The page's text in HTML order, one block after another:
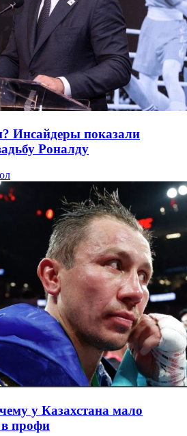
Инсайдеры показали
Роналду
у Казахстана мало
в профи